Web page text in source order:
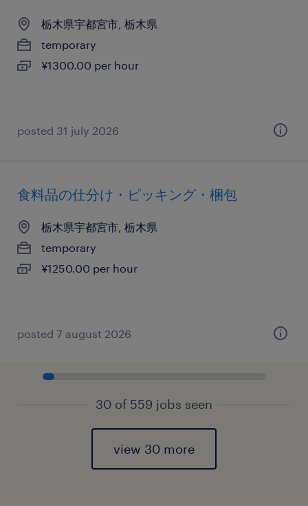
栃木県宇都宮市, 栃木県
temporary
¥1300.00 per hour
posted 31 july 2026
食料品の仕分け・ピッキング・梱包
栃木県宇都宮市, 栃木県
temporary
¥1250.00 per hour
posted 7 august 2026
30 of 559 jobs seen
view 30 more